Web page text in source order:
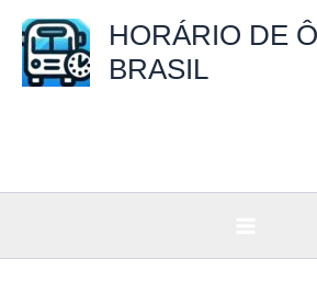
para
HORÁRIO DE
BRASIL